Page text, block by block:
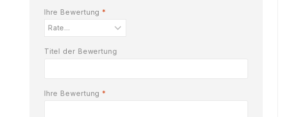
Ihre Bewertung*
Titel der Bewertung
Ihre Bewertung*